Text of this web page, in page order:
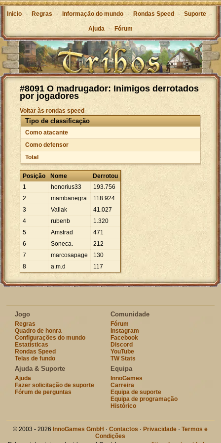
Inicio - Regras - Informação do mundo - Rondas Speed - Suporte -
Ajuda - Fórum
#8091 O madrugador: Inimigos derrotados
por jogadores
Voltar às rondas speed
Tipo de classificação
Como atacante
Como defensor
Total
Posição Nome
Derrotou
1
honorius33 193.756
2
mambanegra 118.924
3
Vallak 41.027
4
rubenb 1.320
5
Amstrad
471
6
Soneca.
212
7
marcosapage
130
8
a.m.d 117
Jogo
Regras
Quadro de honra
Configurações do mundo
Estatísticas
Rondas Speed
Telas de fundo
Comunidade
Fórum
Instagram
Facebook
Discord
YouTube
TW Stats
Ajuda & Suporte
Ajuda
Fazer solicitação de suporte
Fórum de perguntas
Equipa
InnoGames
Carreira
Equipa de suporte
Equipa de programação
Histórico
© 2003 - 2026 InnoGames GmbH ·Contactos · Privacidade ·Termos e
Condições